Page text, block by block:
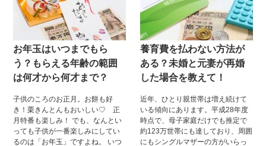
いた52円はがきの値上がり後の使
い道。 ハガキのストックを置いて
いないわが家には関係がないもの
と、その時は気にも留めていなか
ったのですが・・・ 使用目的も定
かではない52円ハガキが数枚引き
出しの奥から出てきたのです。 は
がきの値上がりと同時に、そのま
き。 あなたなの、この52円はがき
をどうしますか？ 今日は、意外と
知らない、不要になったハガキの
使い道をお伝えします。
人は少なくありません。 子どもた
ちが成長するにつれ、悩む機会も
増えていくのではないでしょう
か。 そして、いとこの子どもが誕
生！ なんて日には、お年玉を渡す
子どもの数も増えていき・・・ 自
分の子どもがもらう金額よりも、
お年玉を上げる金額のほうが多
せん。 今日は、お年玉を渡す範囲
と、金額の相場についてお伝えし
ていきます！
お年玉はいつまでもら
う？もらえる年齢の範囲
は何才から何才まで？
子供のころのお正月。お餅も好
き！栗きんとんもおいしい♡ 正
月特番も楽しみ！ でも、なんとい
っても子供が一番楽しみにしてい
るのは「お年玉」ですよね。 いつ
養育費を払わない方法が
ある？未婚と元妻が再婚
した場合を教えて！
近年、ひとり親世帯は増え続けて
いる傾向にあります。平成28年度
時点で、母子家庭だけでも推定で
約123万世帯にも達しており、周囲
にもシングルマザーの方がいらっ